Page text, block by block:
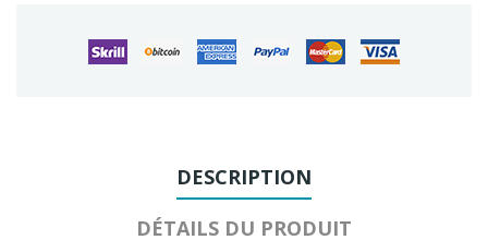
DESCRIPTION
DÉTAILS DU PRODUIT